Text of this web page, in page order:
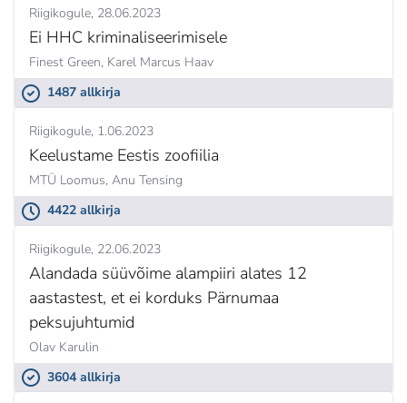
Riigikogule 28.06.2023
Ei HHC kriminaliseerimisele
Finest Green, Karel Marcus Haav
1487 allkirja
Riigikogule 1.06.2023
Keelustame Eestis zoofiilia
MTÜ Loomus, Anu Tensing
4422 allkirja
Riigikogule 22.06.2023
Alandada süüvõime alampiiri alates 12
aastastest, et ei korduks Pärnumaa
peksujuhtumid
Olav Karulin
3604 allkirja